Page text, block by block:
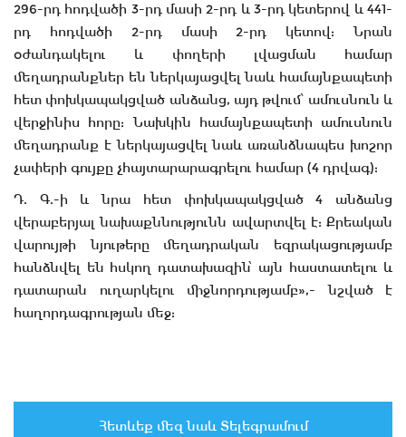
296-րդ հոդվածի 3-րդ մասի 2-րդ և 3-րդ կետերով և 441-
րդ հոդվածի 2-րդ մասի 2-րդ կետով: Նրան
օժանդակելու և փողերի լվացման համար
մեղադրանքներ են ներկայացվել նաև համայնքապետի
հետ փոխկապակցված անձանց, այդ թվում՝ ամուսնուն և
վերջինիս հորը: Նախկին համայնքապետի ամուսնուն
մեղադրանք է ներկայացվել նաև առանձնապես խոշոր
չափերի գույքը չհայտարարագրելու համար (4 դրվագ):
Դ. Գ.-ի և նրա հետ փոխկապակցված 4 անձանց
վերաբերյալ նախաքննությունն ավարտվել է: Քրեական
վարույթի նյութերը մեղադրական եզրակացությամբ
հանձնվել են հսկող դատախազին՝ այն հաստատելու և
դատարան ուղարկելու միջնորդությամբ»,- նշված է
հաղորդագրության մեջ:
Հետևեք մեզ նաև Տելեգրամում